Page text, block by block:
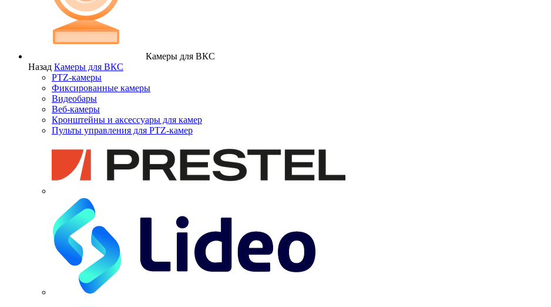
Камеры для ВКС
Назад Камеры для ВКС
PTZ-камеры
Фиксированные камеры
Видеобары
Веб-камеры
Кронштейны и аксессуары для камер
Пульты управления для PTZ-камер